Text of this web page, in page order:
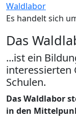
Waldlabor
Es handelt sich
Das
...ist ein
interessierten
Schulen.
Das Waldlabor
in den